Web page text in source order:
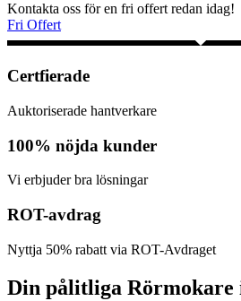
Kontakta oss för en fri offert redan idag!
Fri Offert
Certfierade
Auktoriserade hantverkare
100% nöjda kunder
Vi erbjuder bra lösningar
ROT-avdrag
Nyttja 50% rabatt via ROT-Avdraget
Din pålitliga Rörmokare